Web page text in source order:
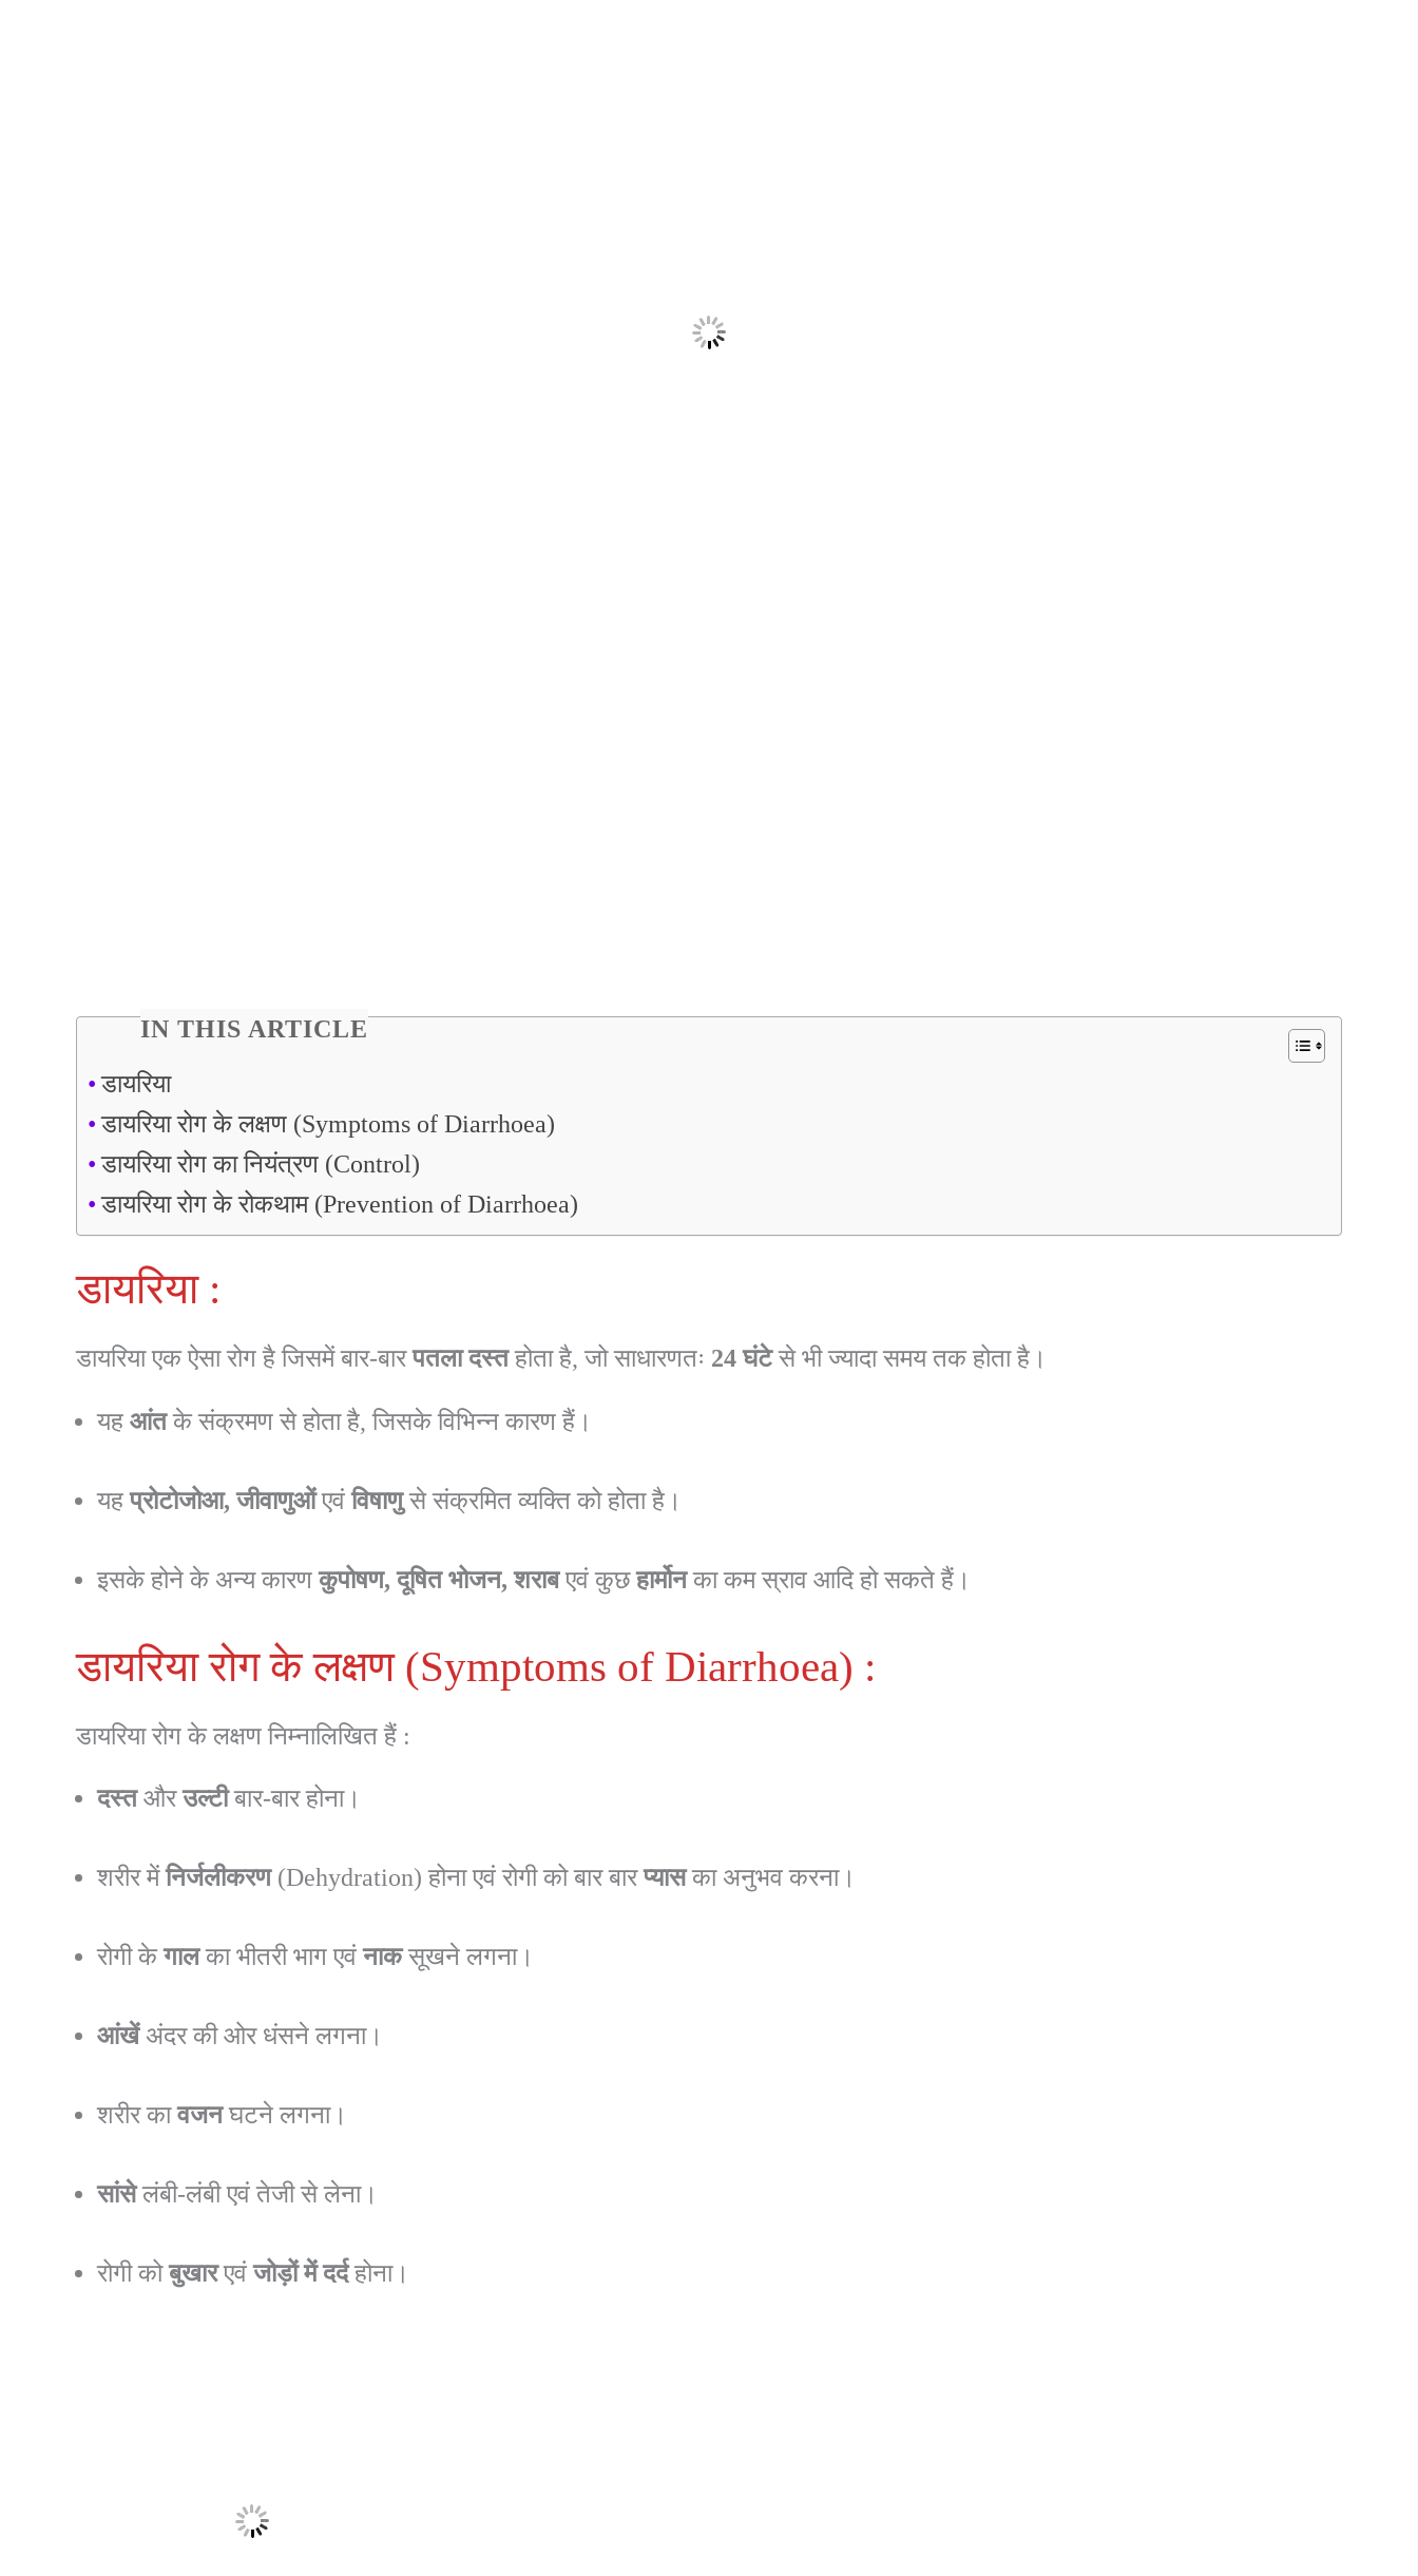
IN THIS ARTICLE
डायरिया
डायरिया रोग के लक्षण (Symptoms of Diarrhoea)
डायरिया रोग का नियंत्रण (Control)
डायरिया रोग के रोकथाम (Prevention of Diarrhoea)
डायरिया :
डायरिया एक ऐसा रोग है जिसमें बार-बारपतला दस्तहोता है, जो साधारणतः 24 घंटेसे भी ज्यादा समय तक होता है।
यह आंतके संक्रमण से होता है, जिसके विभिन्न कारण हैं।
यहप्रोटोजोआ, जीवाणुओंएवंविषाणुसे संक्रमित व्यक्ति को होता है।
इसके होने के अन्य कारणकुपोषण, दूषित भोजन, शराबएवं कुछहार्मोनका कम स्राव आदि हो सकते हैं।
डायरिया रोग के लक्षण (Symptoms of Diarrhoea) :
डायरिया रोग के लक्षण निम्नालिखित हैं :
दस्तऔरउल्टीबार-बार होना।
शरीर मेंनिर्जलीकरण(Dehydration) होना एवं रोगी को बार बारप्यासका अनुभव करना।
रोगी केगालका भीतरी भाग एवंनाकसूखने लगना।
आंखेंअंदर की ओर धंसने लगना।
शरीर कावजनघटने लगना।
सांसेलंबी-लंबी एवं तेजी से लेना।
रोगी कोबुखारएवंजोड़ों में दर्दहोना।